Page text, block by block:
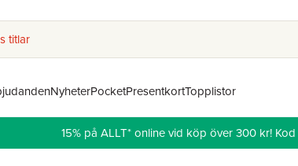
titlar
NyheterPocketPresentkortTopplistor
15% på ALLT* online vid köp över 300 kr! Kod